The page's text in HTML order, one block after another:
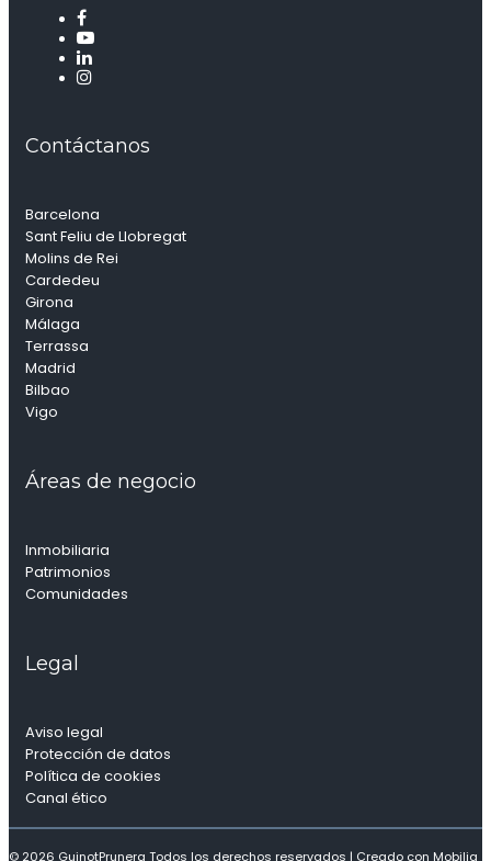
Contáctanos
Barcelona
Sant Feliu de Llobregat
Molins de Rei
Cardedeu
Girona
Málaga
Terrassa
Madrid
Bilbao
Vigo
Áreas de negocio
Inmobiliaria
Patrimonios
Comunidades
Legal
Aviso legal
Protección de datos
Política de cookies
Canal ético
© 2026 GuinotPrunera Todos los derechos reservados | Creado con Mobilia